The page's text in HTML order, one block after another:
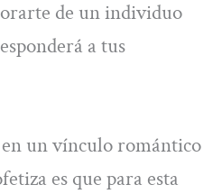
de un individuo
a tus
un vínculo romántico
es que para esta